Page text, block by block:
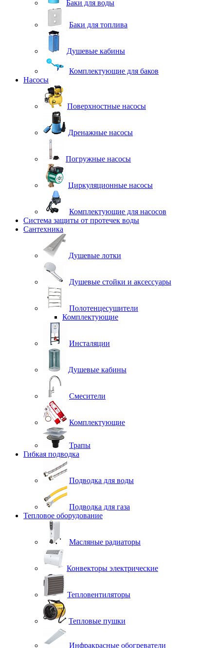
Баки для воды
Баки для топлива
Душевые кабины
Комплектующие для баков
Насосы
Поверхностные насосы
Дренажные насосы
Погружные насосы
Циркуляционные насосы
Комплектующие для насосов
Система защиты от протечек воды
Сантехника
Душевые лотки
Душевые стойки и аксессуары
Полотенцесушители
Комплектующие
Инсталяции
Душевые кабины
Смесители
Комплектующие
Трапы
Гибкая подводка
Подводка для воды
Подводка для газа
Тепловое оборудование
Масляные радиаторы
Конвекторы электрические
Тепловентиляторы
Тепловые пушки
Инфракрасные обогреватели